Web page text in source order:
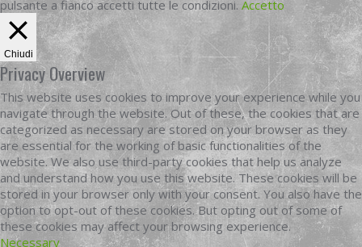
pulsante a fianco accetti tutte le condizioni. Accetto
Chiudi
Privacy Overview
This website uses cookies to improve your experience while you
navigate through the website. Out of these, the cookies that are
categorized as necessary are stored on your browser as they
are essential for the working of basic functionalities of the
website. We also use third-party cookies that help us analyze
and understand how you use this website. These cookies will be
stored in your browser only with your consent. You also have the
option to opt-out of these cookies. But opting out of some of
these cookies may affect your browsing experience.
Necessary